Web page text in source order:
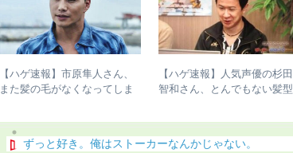
【ハゲ速報】市原隼人さん、
また髪の毛がなくなってしま
【ハゲ速報】人気声優の杉田
智和さん、とんでもない髪型
ずっと好き。俺はストーカーなんかじゃない。